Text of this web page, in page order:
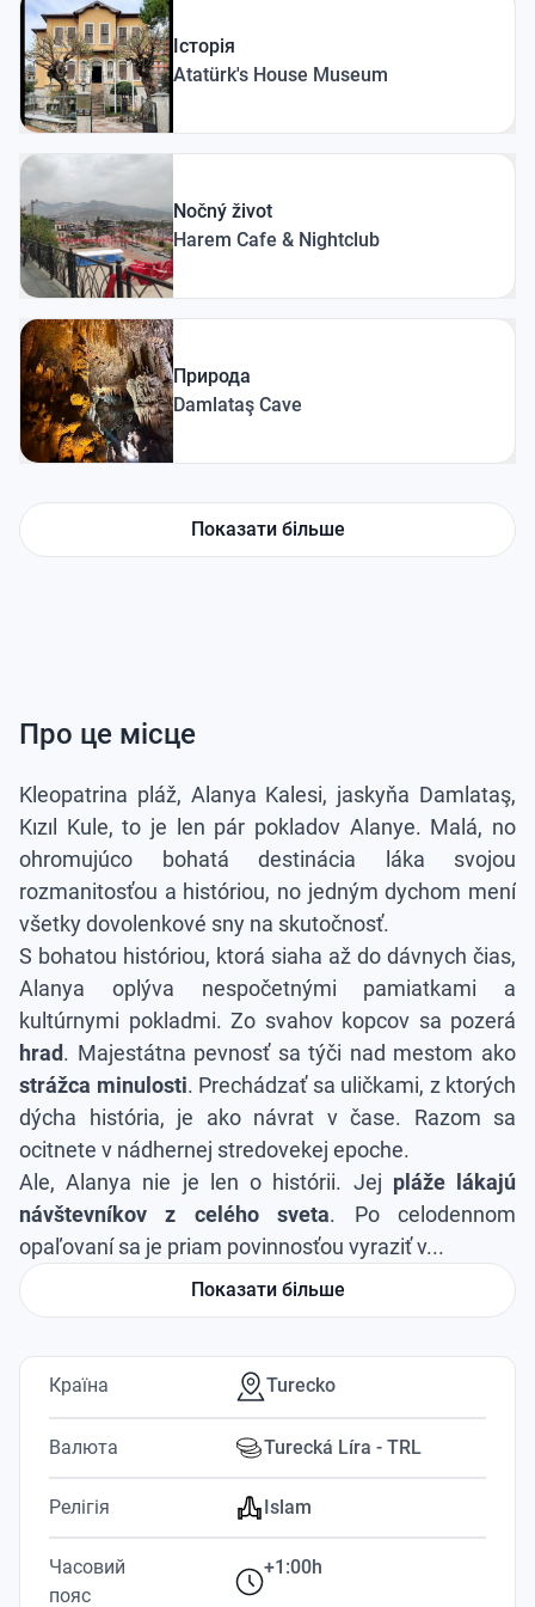
Історія
Atatürk's House Museum
Nočný život
Harem Cafe & Nightclub
Природа
Damlataş Cave
Показати більше
Про це місце
Kleopatrina pláž, Alanya Kalesi, jaskyňa Damlataş,
Kızıl Kule, to je len pár pokladov Alanye. Malá, no
ohromujúco bohatá destinácia láka svojou
rozmanitosťou a históriou, no jedným dychom mení
všetky dovolenkové sny na skutočnosť.
S bohatou históriou, ktorá siaha až do dávnych čias,
Alanya oplýva nespočetnými pamiatkami a
kultúrnymi pokladmi. Zo svahov kopcov sa pozerá
hrad. Majestátna pevnosť sa týči nad mestom ako
strážca minulosti. Prechádzať sa uličkami, z ktorých
dýcha história, je ako návrat v čase. Razom sa
ocitnete v nádhernej stredovekej epoche.
Ale, Alanya nie je len o histórii. Jej pláže lákajú
návštevníkov z celého sveta. Po celodennom
opaľovaní sa je priam povinnosťou vyraziť v...
Показати більше
Країна Turecko
Валюта Turecká Líra - TRL
Релігія Islam
Часовий
пояс
+1:00h